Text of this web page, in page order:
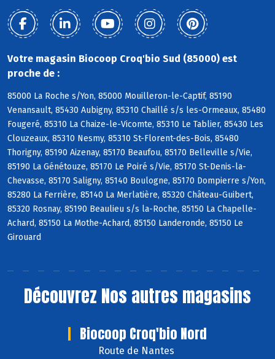
Votre magasin Biocoop Croq'bio Sud (85000) est
proche de :
85000 La Roche s/Yon, 85000 Mouilleron-le-Captif, 85190
Venansault, 85430 Aubigny, 85310 Chaillé s/s les-Ormeaux, 85480
Fougeré, 85310 La Chaize-le-Vicomte, 85310 Le Tablier, 85430 Les
Clouzeaux, 85310 Nesmy, 85310 St-Florent-des-Bois, 85480
Thorigny, 85190 Aizenay, 85170 Beaufou, 85170 Belleville s/Vie,
85190 La Génétouze, 85170 Le Poiré s/Vie, 85170 St-Denis-la-
Chevasse, 85170 Saligny, 85140 Boulogne, 85170 Dompierre s/Yon,
85280 La Ferrière, 85140 La Merlatière, 85320 Château-Guibert,
85320 Rosnay, 85190 Beaulieu s/s la-Roche, 85150 La Chapelle-
Achard, 85150 La Mothe-Achard, 85150 Landeronde, 85150 Le
Girouard
Découvrez Nos autres magasins
Biocoop Croq'bio Nord
Route de Nantes